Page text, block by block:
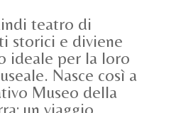
teatro di
storici e diviene
ideale per la loro
Nasce così a
Museo della
un viaggio